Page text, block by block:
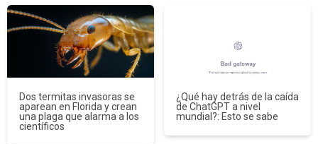
Dos termitas invasoras se
aparean en Florida y crean
una plaga que alarma a los
científicos
¿Qué hay detrás de la caída
de ChatGPT a nivel
mundial?: Esto se sabe